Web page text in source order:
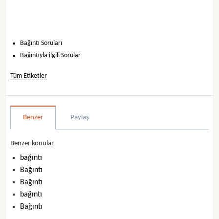
Bağıntı Soruları
Bağıntıyla ilgili Sorular
Tüm Etiketler
Benzer Paylaş
Benzer konular
bağıntı
Bağıntı
Bağıntı
bağıntı
Bağıntı